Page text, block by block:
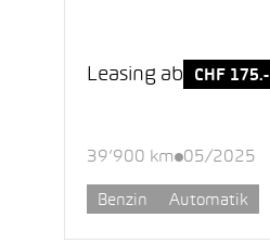
Leasing ab CHF 175.-
39’900 km 05/2025
Benzin Automatik